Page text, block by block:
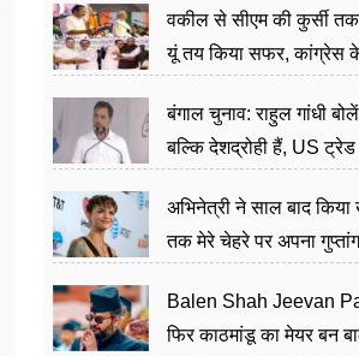
वकील से सीएम की कुर्सी
यूं तय किया सफर, कांग्रेस
बंगाल चुनाव: राहुल गांधी
बल्कि देशद्रोही हैं, US ट्रेड
अभिनेत्री ने साल बाद
तक मेरे चेहरे पर अपना
Balen Shah Jeevan
फिर काठमांडू का मेयर बन